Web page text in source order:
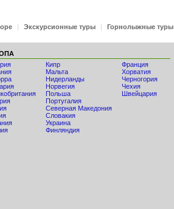
| Экскурсионные туры | Горнолыжные туры
Кипр
Мальта
Нидерланды
Норвегия
Польша
Португалия
Северная Македония
Словакия
Украина
Финляндия
Франция
Хорватия
Черногория
Чехия
Швейцария